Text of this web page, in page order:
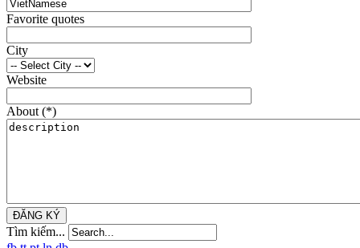
Favorite quotes
City
Website
About (*)
ĐĂNG KÝ
Tìm kiếm...